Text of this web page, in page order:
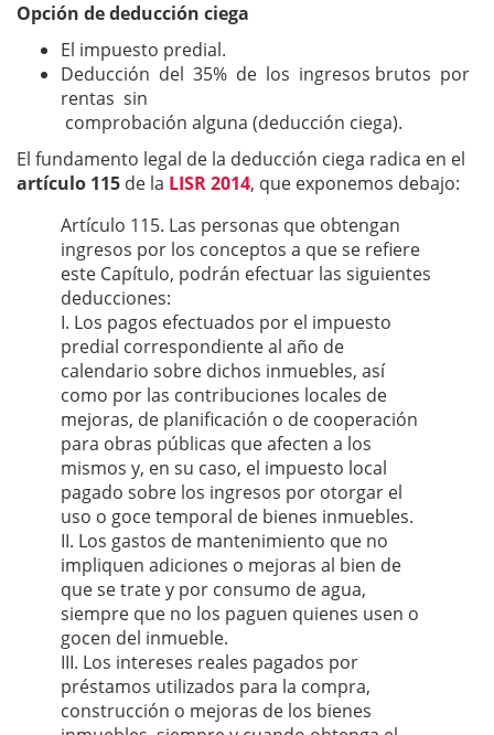
Opción de deducción ciega
El impuesto predial.
Deducción del 35% de los ingresos brutos por
rentas sin
comprobación alguna (deducción ciega).
El fundamento legal de la deducción ciega radica en el
artículo 115 de la LISR 2014, que exponemos debajo:
Artículo 115. Las personas que obtengan
ingresos por los conceptos a que se refiere
este Capítulo, podrán efectuar las siguientes
deducciones:
I. Los pagos efectuados por el impuesto
predial correspondiente al año de
calendario sobre dichos inmuebles, así
como por las contribuciones locales de
mejoras, de planificación o de cooperación
para obras públicas que afecten a los
mismos y, en su caso, el impuesto local
pagado sobre los ingresos por otorgar el
uso o goce temporal de bienes inmuebles.
II. Los gastos de mantenimiento que no
impliquen adiciones o mejoras al bien de
que se trate y por consumo de agua,
siempre que no los paguen quienes usen o
gocen del inmueble.
III. Los intereses reales pagados por
préstamos utilizados para la compra,
construcción o mejoras de los bienes